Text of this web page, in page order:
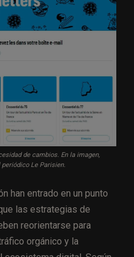
de cambios. En la imagen,
Le Parisien.
han entrado en un punto
las estrategias de
reorientarse para
orgánico y la